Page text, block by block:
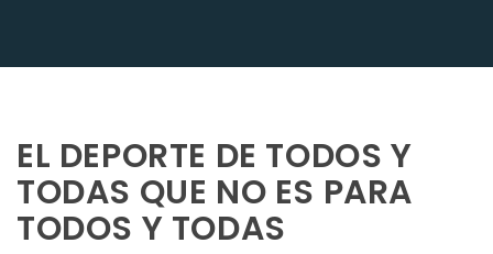
EL DEPORTE DE TODOS Y
TODAS QUE NO ES PARA
TODOS Y TODAS